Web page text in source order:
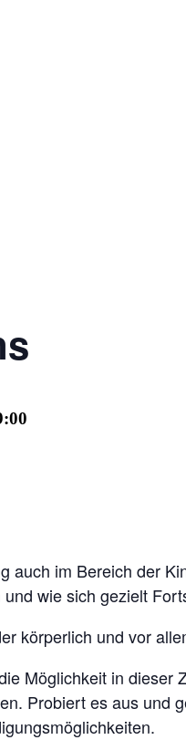
auch im Bereich der
wie sich gezielt
körperlich und vor
Möglichkeit in
Probiert es aus und